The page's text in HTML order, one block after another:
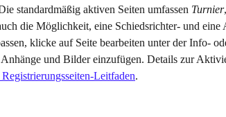
standardmäßig aktiven Seiten umfassen Turnier,
die Möglichkeit, eine Schiedsrichter- und eine
klicke auf Seite bearbeiten unter der Info-
und Bilder einzufügen. Details zur
Registrierungsseiten-Leitfaden.